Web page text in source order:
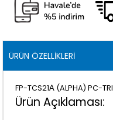
ÜRÜN ÖZELLIKLERI
FP-TCS21Α (ALPHA) PC-
Ürün Açıklaması: